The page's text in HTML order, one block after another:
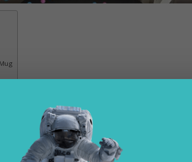
usato Twitter per annunciare l’acquisizione e condividere
emozionare te e tutti i fotografi “, ha detto il Ceo a un